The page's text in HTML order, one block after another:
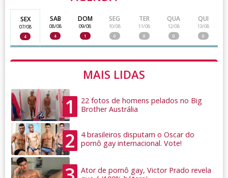
SEX
07/08
4
SAB
08/08
4
DOM
09/08
1
SEG
10/08
0
TER
11/08
0
QUA
12/08
0
QUI
13/08
0
MAIS LIDAS
1
22 fotos de homens pelados no Big
Brother Austrália
2
4 brasileiros disputam o Oscar do
pornô gay internacional. Vote!
Ator de pornô gay, Victor Prado revela